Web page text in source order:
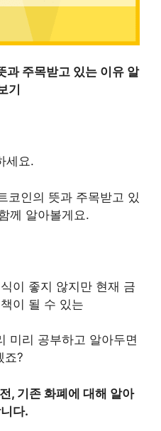
과 주목받고 있는 이유 알
기
세요.
코인의 뜻과 주목받고 있
께 알아볼게요.
이 좋지 않지만 현재 금
이 될 수 있는
미리 공부하고 알아두면
죠?
, 기존 화폐에 대해 알아
다.